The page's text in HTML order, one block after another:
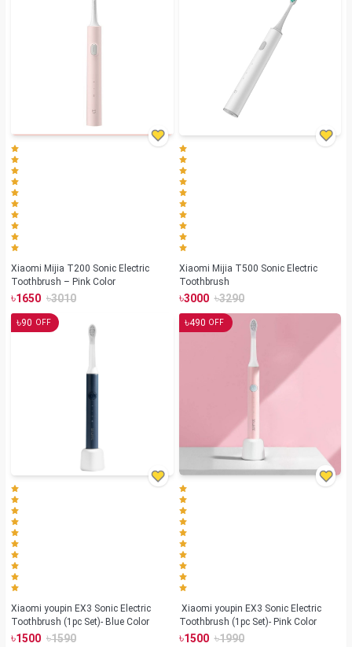
Xiaomi Mijia T200 Sonic Electric
Toothbrush – Pink Color
৳1650 ৳3010
Xiaomi Mijia T500 Sonic Electric
Toothbrush
৳3000 ৳3290
৳90 OFF
Xiaomi youpin EX3 Sonic Electric
Toothbrush (1pc Set)- Blue Color
৳1500 ৳1590
৳490 OFF
Toothbrush (1pc Set)- Pink Color
৳1500 ৳1990